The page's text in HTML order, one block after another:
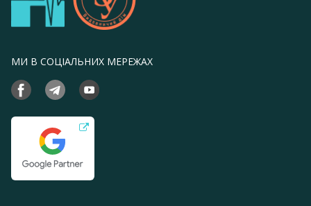
МИ В СОЦІАЛЬНИХ МЕРЕЖАХ